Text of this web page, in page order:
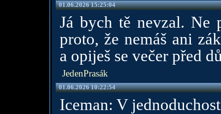
01.06.2026 15:25:04
Já bych tě nevzal. Ne
proto, že nemáš ani
a opiješ se večer před
JedenPrasák
01.06.2026 10:22:54
Iceman: V